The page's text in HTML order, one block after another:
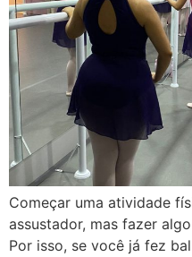
Começar uma atividade
assustador, mas fazer
Por isso, se você já fez